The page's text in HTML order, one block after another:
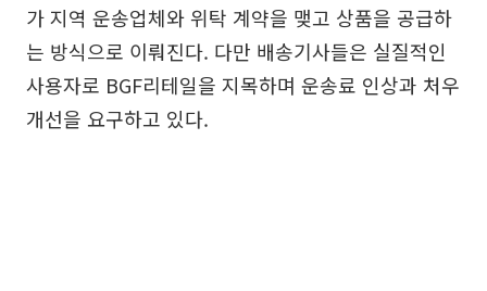
가 지역 운송업체와 위탁 계약을 맺고 상품을 공급하
는 방식으로 이뤄진다. 다만 배송기사들은 실질적인
사용자로 BGF리테일을 지목하며 운송료 인상과 처우
개선을 요구하고 있다.